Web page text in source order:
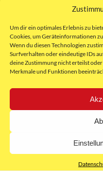
Um dir ein optimales Erlebnis zu
Cookies, um Geräteinformationen
Wenn du diesen Technologien
Surfverhalten oder eindeutige IDs
deine Zustimmung nicht erteilst
Merkmale und Funktionen
Sie erreichen uns unter:
kontakt@freielokale-graz.at
Website by Rubikon Werbeagentur
GmbH
E-Mail